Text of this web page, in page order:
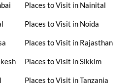
Places to Visit in Nainital
Places to Visit in Noida
Places to Visit in Rajasthan
Places to Visit in Sikkim
Places to Visit in Tanzania